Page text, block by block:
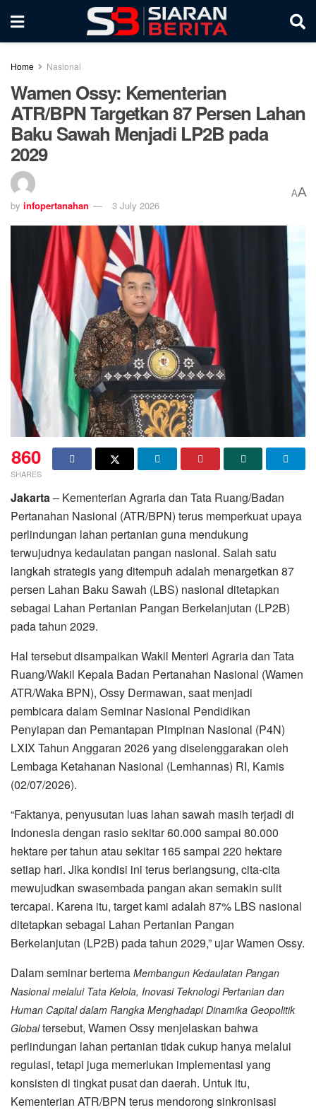
Home Nasional
Wamen Ossy: Kementerian
ATR/BPN Targetkan 87 Persen Lahan
Baku Sawah Menjadi LP2B pada
2029
by infopertanahan 3 July 2026
AA
860
SHARES
Jakarta– Kementerian Agraria dan Tata Ruang/Badan
Pertanahan Nasional (ATR/BPN) terus memperkuat upaya
perlindungan lahan pertanian guna mendukung
terwujudnya kedaulatan pangan nasional. Salah satu
langkah strategis yang ditempuh adalah menargetkan 87
persen Lahan Baku Sawah (LBS) nasional ditetapkan
sebagai Lahan Pertanian Pangan Berkelanjutan (LP2B)
pada tahun 2029.
Hal tersebut disampaikan Wakil Menteri Agraria dan Tata
Ruang/Wakil Kepala Badan Pertanahan Nasional (Wamen
ATR/Waka BPN), Ossy Dermawan, saat menjadi
pembicara dalam Seminar Nasional Pendidikan
Penyiapan dan Pemantapan Pimpinan Nasional (P4N)
LXIX Tahun Anggaran 2026 yang diselenggarakan oleh
Lembaga Ketahanan Nasional (Lemhannas) RI, Kamis
(02/07/2026).
“Faktanya, penyusutan luas lahan sawah masih terjadi di
Indonesia dengan rasio sekitar 60.000 sampai 80.000
hektare per tahun atau sekitar 165 sampai 220 hektare
setiap hari. Jika kondisi ini terus berlangsung, cita-cita
mewujudkan swasembada pangan akan semakin sulit
tercapai. Karena itu, target kami adalah 87% LBS nasional
ditetapkan sebagai Lahan Pertanian Pangan
Berkelanjutan (LP2B) pada tahun 2029,” ujar Wamen Ossy.
Dalam seminar bertema Membangun Kedaulatan Pangan
Nasional melalui Tata Kelola, Inovasi Teknologi Pertanian dan
Human Capital dalam Rangka Menghadapi Dinamika Geopolitik
Globaltersebut, Wamen Ossy menjelaskan bahwa
perlindungan lahan pertanian tidak cukup hanya melalui
regulasi, tetapi juga memerlukan implementasi yang
konsisten di tingkat pusat dan daerah. Untuk itu,
Kementerian ATR/BPN terus mendorong sinkronisasi